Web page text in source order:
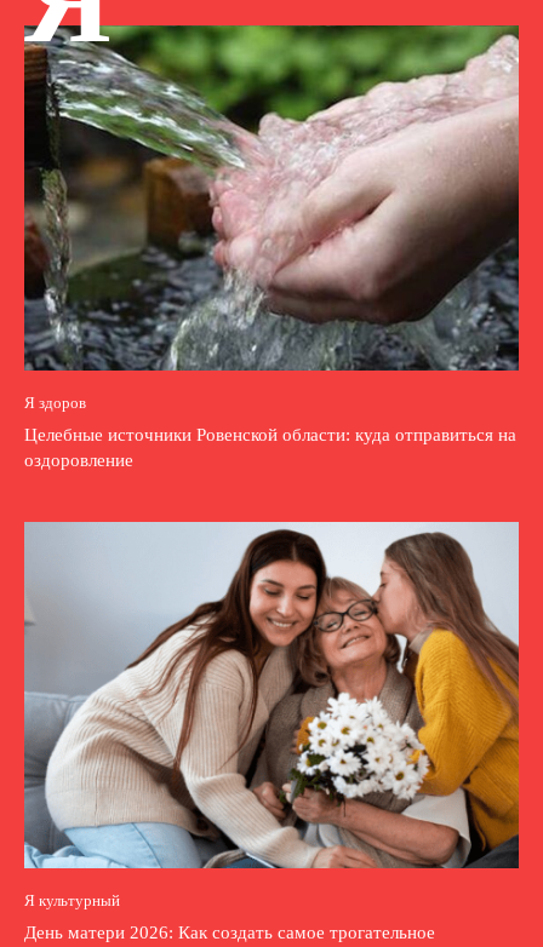
Я здоров
Целебные источники Ровенской области: куда отправиться на
оздоровление
Я культурный
День матери 2026: Как создать самое трогательное